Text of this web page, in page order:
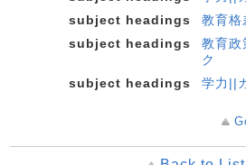
subject headings
教育格
subject headings
教育政
ク
subject headings
学力||